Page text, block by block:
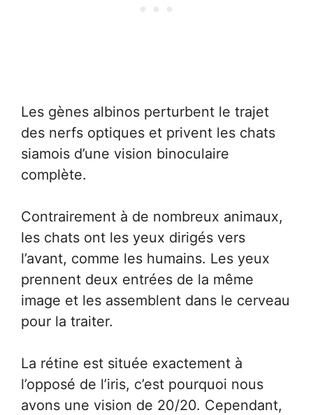
Les gènes albinos perturbent le trajet
des nerfs optiques et privent les chats
siamois d’une vision binoculaire
complète.
Contrairement à de nombreux animaux,
les chats ont les yeux dirigés vers
l’avant, comme les humains. Les yeux
prennent deux entrées de la même
image et les assemblent dans le cerveau
pour la traiter.
La rétine est située exactement à
l’opposé de l’iris, c’est pourquoi nous
avons une vision de 20/20. Cependant,